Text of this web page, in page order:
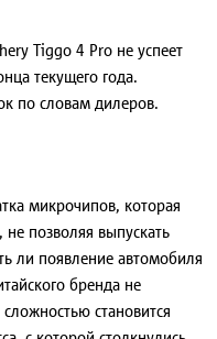
Tiggo 4 Pro не успеет
текущего года.
по словам дилеров.
микрочипов, которая
позволяя выпускать
ли появление автомобиля
бренда не
становится